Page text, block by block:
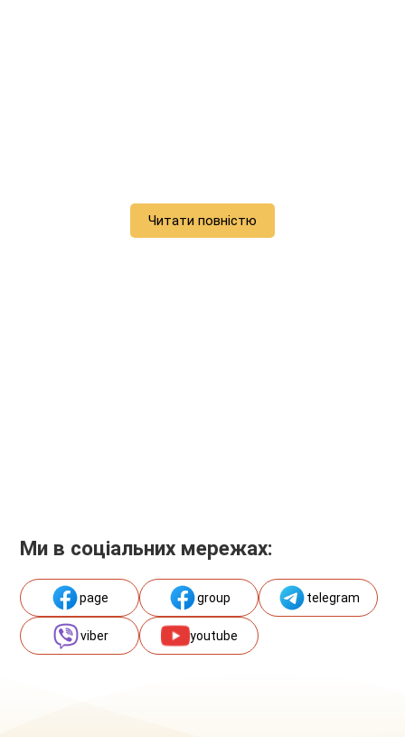
Читати повністю
Ми в соціальних мережах:
page group telegram
viber youtube